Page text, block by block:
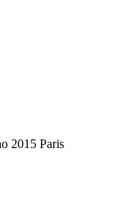
2015 Paris